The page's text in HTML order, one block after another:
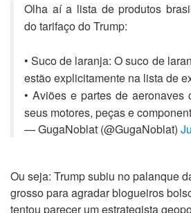
Olha aí a lista de produtos
do tarifaço do Trump:
• Suco de laranja: O suco de
estão explicitamente na lista de
• Aviões e partes de aeronaves
seus motores, peças e
— GugaNoblat (@GugaNoblat)
Ou seja: Trump subiu no palanque
grosso para agradar blogueiros
tentou parecer um estrategista